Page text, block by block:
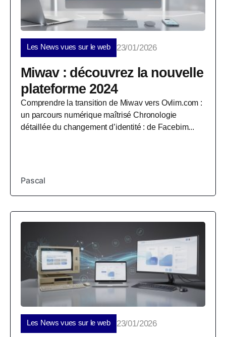
Les News vues sur le web 23/01/2026
Miwav : découvrez la nouvelle
plateforme 2024
Comprendre la transition de Miwav vers Ovlim.com :
un parcours numérique maîtrisé Chronologie
détaillée du changement d’identité : de Facebim...
Pascal
Les News vues sur le web 23/01/2026